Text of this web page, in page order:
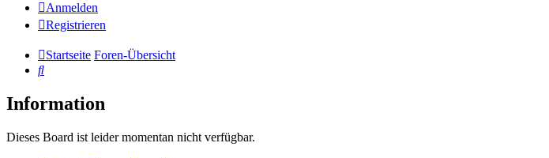
Anmelden
Registrieren
Startseite Foren-Übersicht
Suche
Information
Dieses Board ist leider momentan nicht verfügbar.